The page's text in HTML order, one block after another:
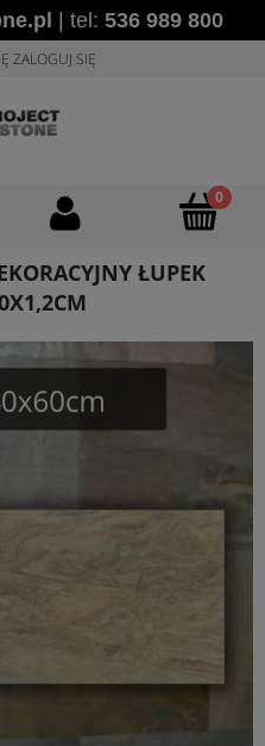
| tel: 536 989 800
ZALOGUJ SIĘ
ŁUPEK